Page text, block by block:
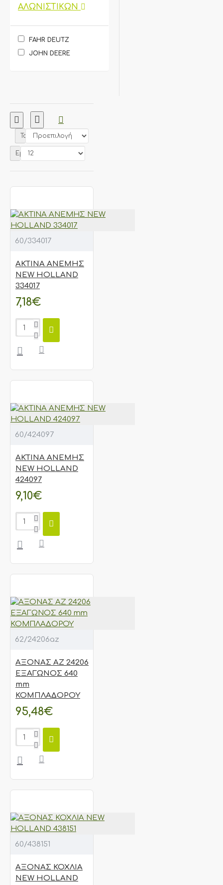
ΑΛΩΝΙΣΤΙΚΏΝ
FAHR DEUTZ
JOHN DEERE
Ταξινόμηση:
Εμφάνιση:
60/334017
ΑΚΤΙΝΑ ΑΝΕΜΗΣ
NEW HOLLAND
334017
7,18€
60/424097
ΑΚΤΙΝΑ ΑΝΕΜΗΣ
NEW HOLLAND
424097
9,10€
62/24206az
ΑΞΟΝΑΣ AZ 24206
ΕΞΑΓΩΝΟΣ 640
mm
ΚΟΜΠΛΑΔΟΡΟΥ
95,48€
60/438151
ΑΞΟΝΑΣ ΚΟΧΛΙΑ
NEW HOLLAND